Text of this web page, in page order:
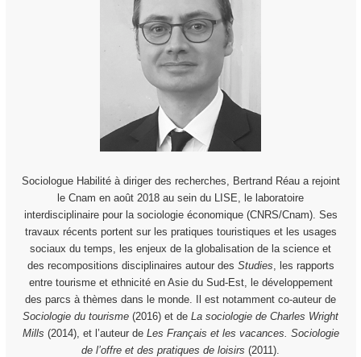
Sociologue Habilité à diriger des recherches, Bertrand Réau a rejoint
le Cnam en août 2018 au sein du LISE, le laboratoire
interdisciplinaire pour la sociologie économique (CNRS/Cnam). Ses
travaux récents portent sur les pratiques touristiques et les usages
sociaux du temps, les enjeux de la globalisation de la science et
des recompositions disciplinaires autour des Studies , les rapports
entre tourisme et ethnicité en Asie du Sud-Est, le développement
des parcs à thèmes dans le monde. Il est notamment co-auteur de
Sociologie du tourisme (2016) et de La sociologie de Charles Wright
Mills (2014), et l’auteur de Les Français et les vacances. Sociologie
de l’offre et des pratiques de loisirs (2011).